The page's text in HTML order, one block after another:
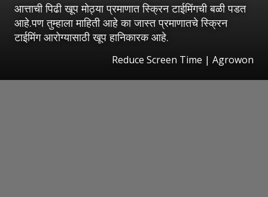
आत्ताची पिढी खूप मोठ्या प्रमाणात स्क्रिन टाईमिंगची बळी पडत
आहे.पण तुम्हाला माहिती आहे का जास्त प्रमाणातचे स्क्रिन
टाईमिंग आरोग्यासाठी खूप हानिकारक आहे.
Reduce Screen Time | Agrowon